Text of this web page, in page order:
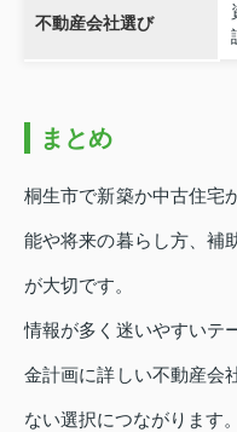
不動産会社選び
まとめ
桐生市で新築か中古住宅
能や将来の暮らし方、補
が大切です。
情報が多く迷いやすいテ
金計画に詳しい不動産会
ない選択につながります。